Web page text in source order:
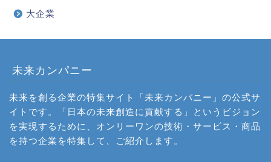
大企業
未来カンパニー
未来を創る企業の特集サイト「未来カンパニー」の公式サ
イトです。「日本の未来創造に貢献する」というビジョン
を実現するために、オンリーワンの技術・サービス・商品
を持つ企業を特集して、ご紹介します。